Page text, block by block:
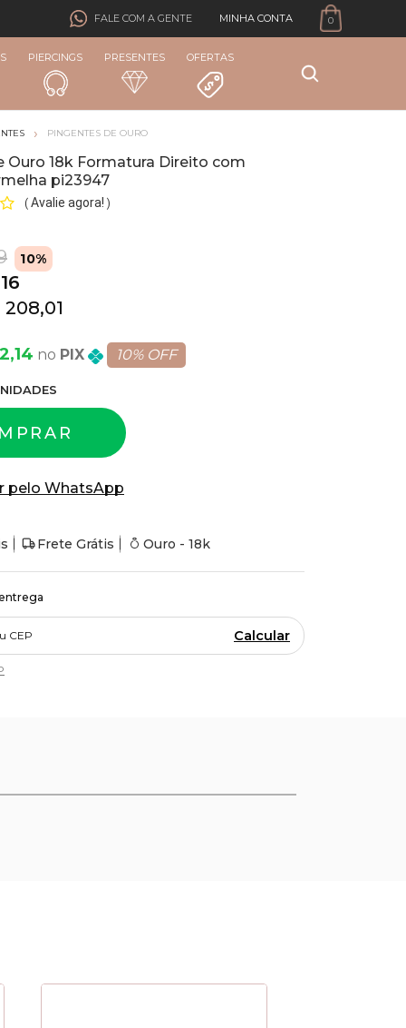
FALE COM A GENTE MINHA CONTA 0
PIERCINGS PRESENTES OFERTAS
PINGENTES DE OURO
Ouro 18k Formatura Direito com
pi23947
( Avalie agora! )
10%
208,01
PIX 10% OFF
S
pelo WhatsApp
Frete Grátis Ouro - 18k
Calcular